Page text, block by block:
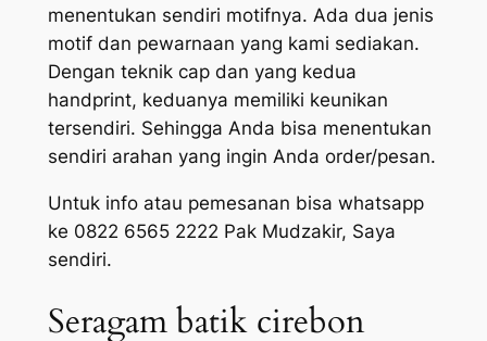
menentukan sendiri motifnya. Ada dua jenis
motif dan pewarnaan yang kami sediakan.
Dengan teknik cap dan yang kedua
handprint, keduanya memiliki keunikan
tersendiri. Sehingga Anda bisa menentukan
sendiri arahan yang ingin Anda order/pesan.
Untuk info atau pemesanan bisa whatsapp
ke 0822 6565 2222 Pak Mudzakir, Saya
sendiri.
Seragam batik cirebon